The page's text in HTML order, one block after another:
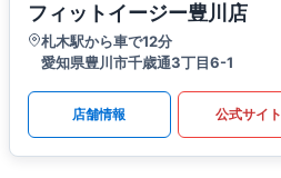
フィットイージー豊川店
札木駅から車で12分
愛知県豊川市千歳通3丁目6-1
店舗情報 公式サイト